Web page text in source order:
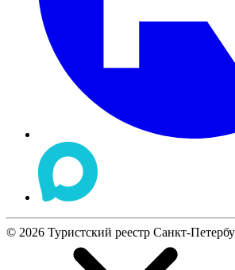
© 2026 Туристский реестр Санкт-